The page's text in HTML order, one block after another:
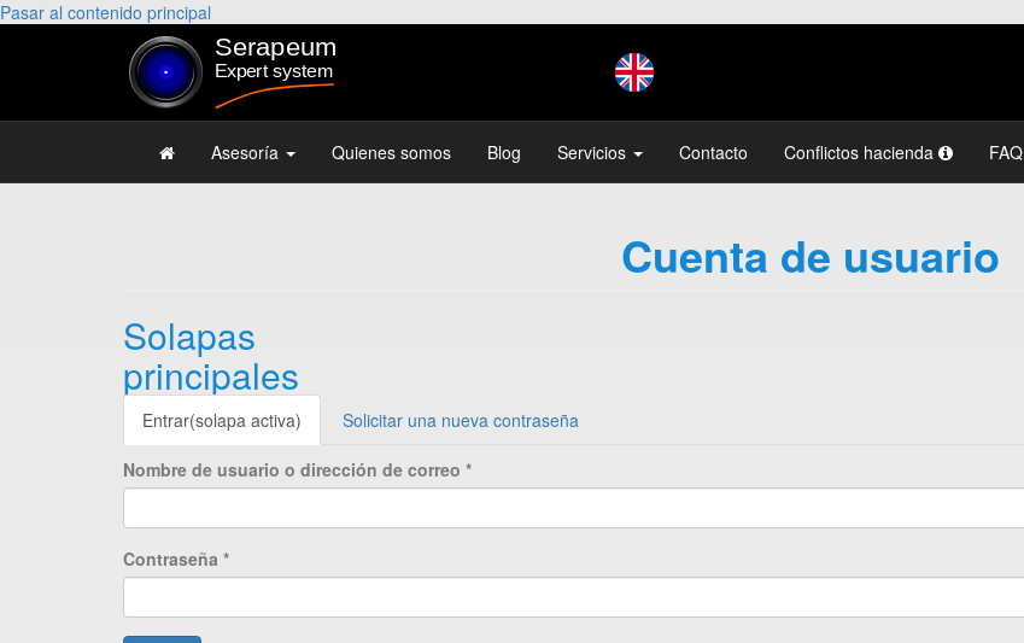
Pasar al contenido principal
Asesoría Quienes somos Blog Servicios Contacto Conflictos hacienda FAQ
Cuenta de usuario
Solapas
principales
Entrar(solapa activa) Solicitar una nueva contraseña
Nombre de usuario o dirección de correo *
Contraseña *